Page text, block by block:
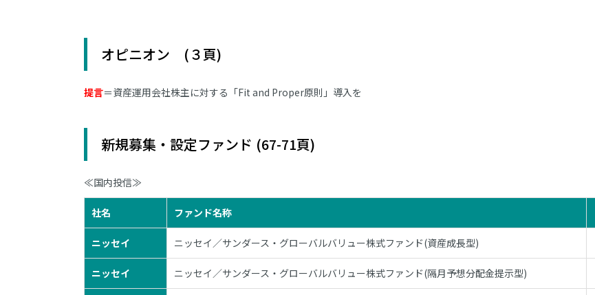
オピニオン (３頁)
提言＝資産運用会社株主に対する「Fit and Proper原則」導入を
新規募集・設定ファンド (67-71頁)
≪国内投信≫
社名 ファンド名称
ニッセイ ニッセイ／サンダース・グローバルバリュー株式ファンド(資産成長型)
ニッセイ ニッセイ／サンダース・グローバルバリュー株式ファンド(隔月予想分配金提示型)